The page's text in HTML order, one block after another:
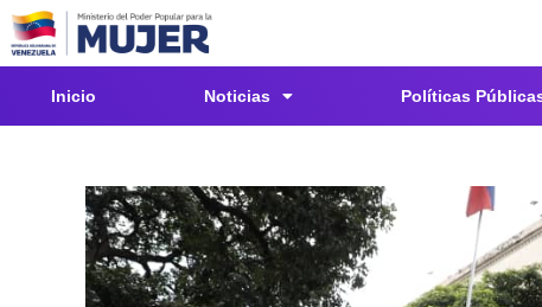
Inicio Noticias Políticas